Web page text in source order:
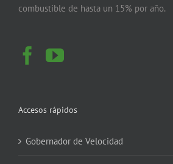
combustible de hasta un 15% por año.
Accesos rápidos
Gobernador de Velocidad